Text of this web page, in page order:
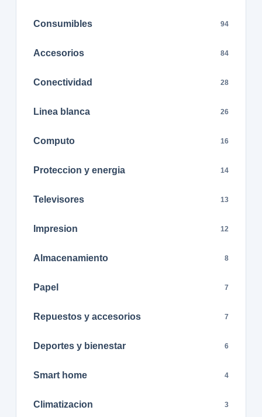
Consumibles 94
Accesorios 84
Conectividad 28
Linea blanca 26
Computo 16
Proteccion y energia 14
Televisores 13
Impresion 12
Almacenamiento 8
Papel 7
Repuestos y accesorios 7
Deportes y bienestar 6
Smart home 4
Climatizacion 3